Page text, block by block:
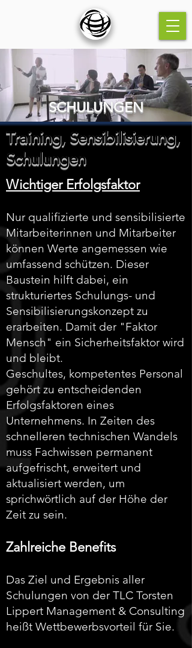
SCHULUNGEN
Training, Sensibilisierung,
Schulungen
Wichtiger Erfolgsfaktor
Nur qualifizierte und sensibilisierte
Mitarbeiterinnen und Mitarbeiter
können Werte angemessen wie
umfassend schützen. Dieser
Baustein hilft dabei, ein
strukturiertes Schulungs- und
Sensibilisierungskonzept zu
erarbeiten. Damit der "Faktor
Mensch" ein Sicherheitsfaktor wird
und bleibt.
Geschultes, kompetentes Personal
gehört zu entscheidenden
Erfolgsfaktoren eines
Unternehmens. In Zeiten des
schnelleren technischen Wandels
muss Fachwissen permanent
aufgefrischt, erweitert und
aktualisiert werden, um
sprichwörtlich auf der Höhe der
Zeit zu sein.
Zahlreiche Benefits
Das Ziel und Ergebnis aller
Schulungen von der TLC Torsten
Lippert Management & Consulting
heißt Wettbewerbsvorteil für Sie.